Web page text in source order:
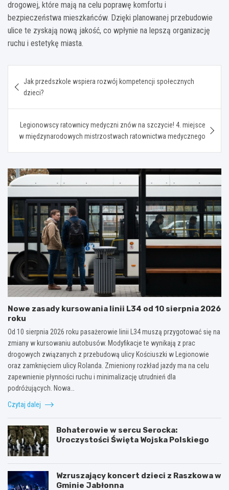
drogowej, które mają na celu poprawę komfortu i
bezpieczeństwa mieszkańców. Dzięki planowanej przebudowie
ulice te zyskają nową jakość, co wpłynie na lepszą organizację
ruchu i estetykę miasta.
wpisu
Jak przedszkole wspiera rozwój kompetencji społecznych
dzieci?
Legionowscy ratownicy medyczni znów na szczycie! 4. miejsce
w międzynarodowych mistrzostwach ratownictwa medycznego
Nowe zasady kursowania linii L34 od 10 sierpnia 2026
roku
Od 10 sierpnia 2026 roku pasażerowie linii L34 muszą przygotować się na
zmiany w kursowaniu autobusów. Modyfikacje te wynikają z prac
drogowych związanych z przebudową ulicy Kościuszki w Legionowie
oraz zamknięciem ulicy Rolanda. Zmieniony rozkład jazdy ma na celu
zapewnienie płynności ruchu i minimalizację utrudnień dla
podróżujących. Nowa…
Czytaj dalej
Bohaterowie w sercu Serocka:
Uroczystości Święta Wojska Polskiego
Wzruszający koncert dzieci z Raszkowa w
Gminie Jabłonna